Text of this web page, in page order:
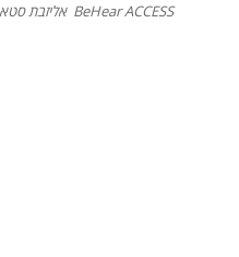
אליזבת סטארנס מרוצה מאוד מ BeHear ACCESS